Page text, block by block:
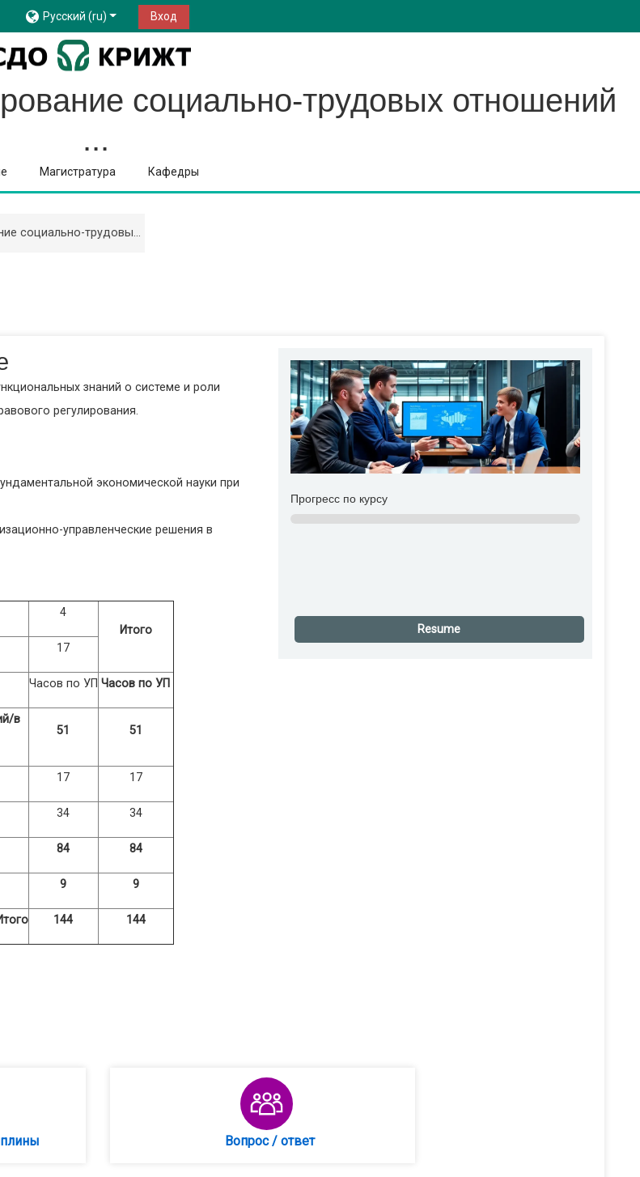
Русский ‎(ru)‎ Вход
социально-трудовых отношений
...
Магистратура Кафедры
социально-трудовы...
Прогресс по курсу
0% Complete
Resume
знаний о системе и роли
регулирования.
экономической науки при
управленческие решения в
4
Итого
17
Часов по УП Часов по УП
в
51 51
17 17
34 34
84 84
9 9
144 144
Папка Вопрос / ответ
Форум